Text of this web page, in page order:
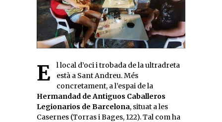
El local d’oci i trobada de la ultradreta
està a Sant Andreu. Més
concretament, a l’espai de la
Hermandad de Antiguos Caballeros
Legionarios de Barcelona, situat a les
Casernes (Torras i Bages, 122). Tal com ha